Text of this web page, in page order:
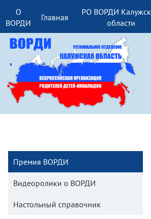
О
ВОРДИ
Главная
РО ВОРДИ
области
Премия ВОРДИ
Видеоролики о ВОРДИ
Настольный справочник